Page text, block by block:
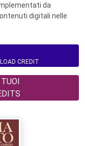
da
digitali nelle
CREDIT